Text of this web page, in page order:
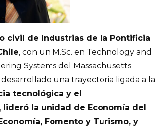
civil de Industrias de la Pontificia
, con un M.Sc. en Technology and
Systems del Massachusetts
una trayectoria ligada a la
tecnológica y el
lideró la unidad de Economía del
Fomento y Turismo, y